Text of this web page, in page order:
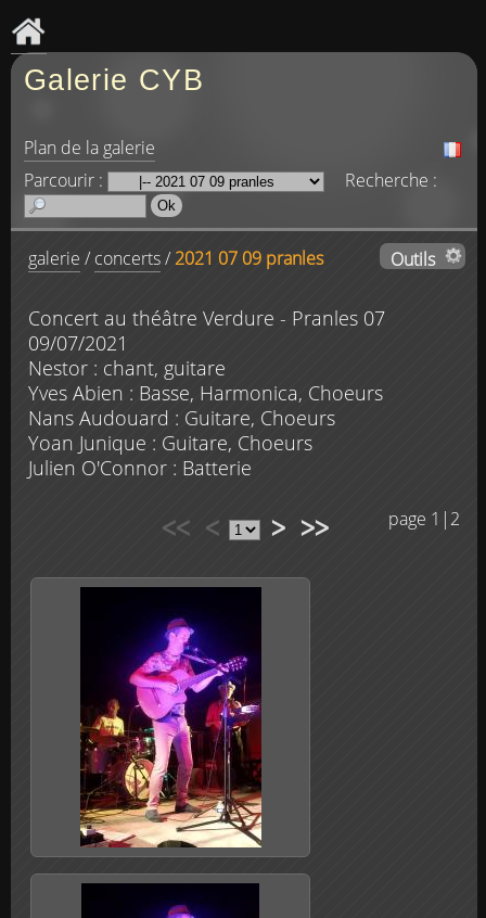
Galerie CYB
Plan de la galerie
Parcourir :
Recherche :
Outils
galerie / concerts/2021 07 09 pranles
Concert au théâtre Verdure - Pranles 07
09/07/2021
Nestor : chant, guitare
Yves Abien : Basse, Harmonica, Choeurs
Nans Audouard : Guitare, Choeurs
Yoan Junique : Guitare, Choeurs
Julien O'Connor : Batterie
page 1|2
<< < > >>